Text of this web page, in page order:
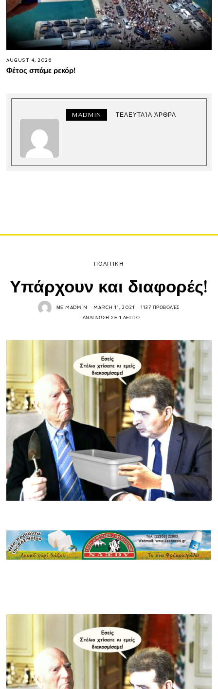
AUGUST 4, 2026
Φέτος σπάμε ρεκόρ!
MADMIN ΤΕΛΕΥΤΑΊΑ ΆΡΘΡΑ
ΠΟΛΙΤΙΚΉ
Υπάρχουν και διαφορές!
ΜΕMADMIN MARCH 11, 2021 1137 ΠΡΟΒΟΛΈΣ
ΑΝΆΓΝΩΣΗ ΣΕ 1 ΛΕΠΤΌ